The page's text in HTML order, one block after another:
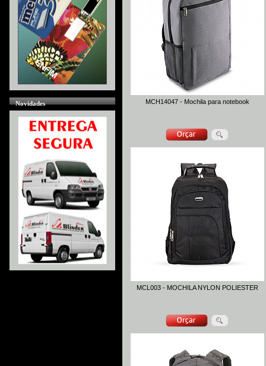
Novidades MCH14047 - Mochila para notebook
MCL003 - MOCHILA NYLON POLIESTER